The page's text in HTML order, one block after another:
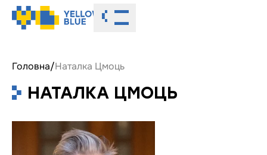
Toggle menu
Головна/Наталка Цмоць
НАТАЛКА ЦМОЦЬ